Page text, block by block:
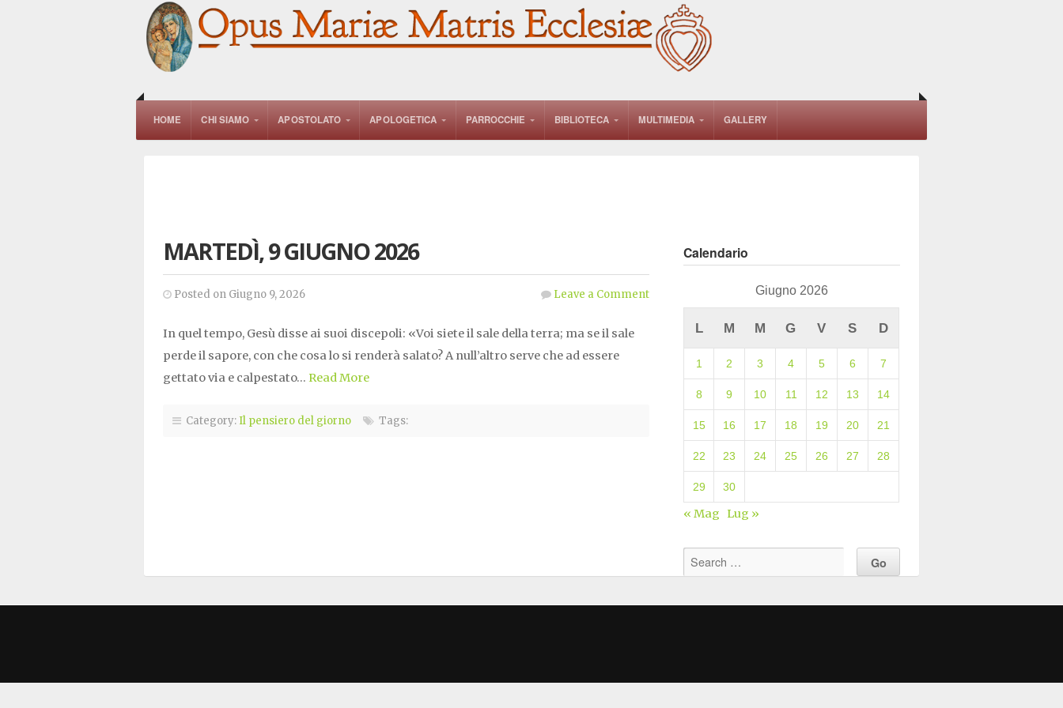
HOME CHI SIAMO APOSTOLATO APOLOGETICA PARROCCHIE BIBLIOTECA MULTIMEDIA GALLERY
MARTEDÌ, 9 GIUGNO 2026
Posted on Giugno 9, 2026 Leave a Comment
In quel tempo, Gesù disse ai suoi discepoli: «Voi siete il sale della terra; ma se il sale
perde il sapore, con che cosa lo si renderà salato? A null’altro serve che ad essere
gettato via e calpestato… Read More
Category:Il pensiero del giorno Tags:
Calendario
Giugno 2026
L M M G V S D
1 2 3 4 5 6 7
8 9 10 11 12 13 14
15 16 17 18 19 20 21
22 23 24 25 26 27 28
29 30
« Mag Lug »